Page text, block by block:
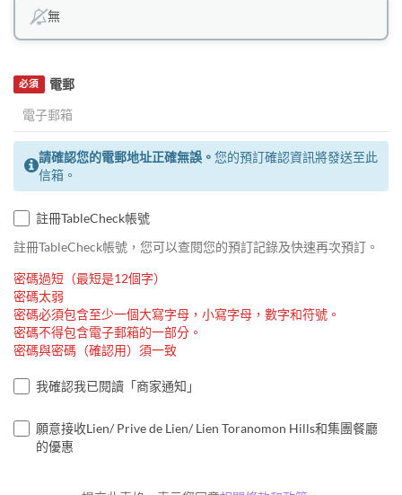
無
電郵
必須
請確認您的電郵地址正確無誤。 您的預訂確認資訊將發送至此
信箱。
註冊TableCheck帳號
註冊TableCheck帳號，您可以查閱您的預訂記錄及快速再次預訂。
密碼過短（最短是12個字）
密碼太弱
密碼必須包含至少一個大寫字母，小寫字母，數字和符號。
密碼不得包含電子郵箱的一部分。
密碼與密碼（確認用）須一致
我確認我已閱讀「商家通知」
願意接收Lien/ Prive de Lien/ Lien Toranomon Hills和集團餐廳
的優惠